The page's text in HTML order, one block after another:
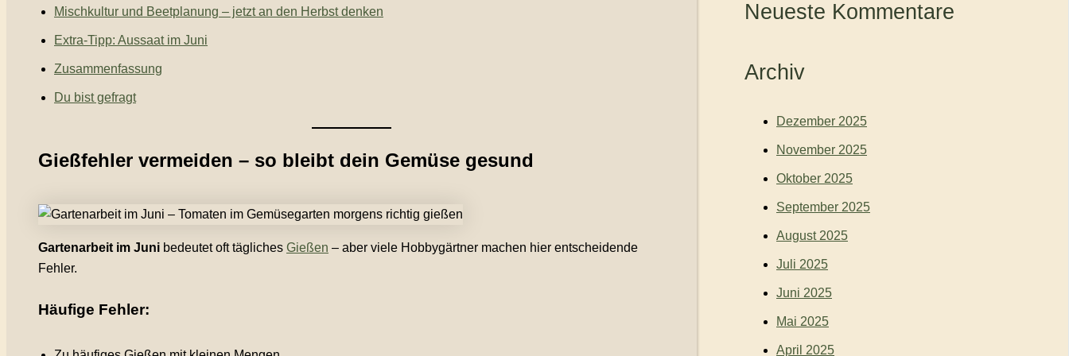
Mischkultur und Beetplanung – jetzt an den Herbst denken
Extra-Tipp: Aussaat im Juni
Zusammenfassung
Du bist gefragt
Gießfehler vermeiden – so bleibt dein Gemüse gesund
Gartenarbeit im Juni bedeutet oft tägliches Gießen – aber viele Hobbygärtner machen hier entscheidende
Fehler.
Häufige Fehler:
Neueste Kommentare
Archiv
Dezember 2025
November 2025
Oktober 2025
September 2025
August 2025
Juli 2025
Juni 2025
Mai 2025
April 2025